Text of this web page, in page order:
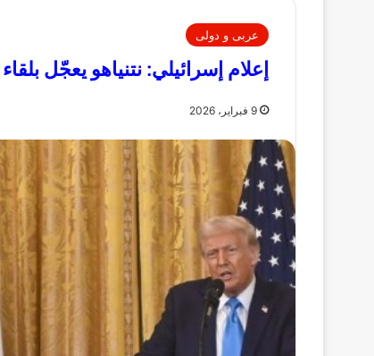
عربى و دولى
إعلام إسرائيلي: نتنياهو يعجّل
9 فبراير، 2026